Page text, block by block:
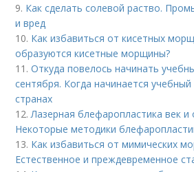
9. Как сделать солевой раство.
и вред
10. Как избавиться от кисетных
образуются кисетные морщины?
11.Откуда повелось начинать
сентября. Когда начинается
странах
12. Лазерная блефаропластика век
Некоторые методики
13. Как избавиться от мимических
Естественное и преждевременное